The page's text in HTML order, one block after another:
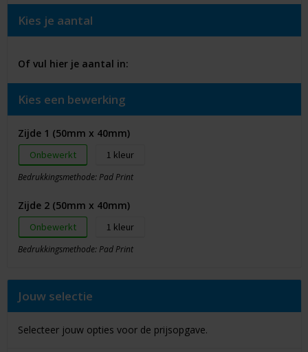
Kies je aantal
Of vul hier je aantal in:
Kies een bewerking
Zijde 1 (50mm x 40mm)
Onbewerkt 1
Bedrukkingsmethode: Pad Print
Zijde 2 (50mm x 40mm)
Onbewerkt 1
Bedrukkingsmethode: Pad Print
Jouw selectie
Selecteer jouw opties voor de prijsopgave.